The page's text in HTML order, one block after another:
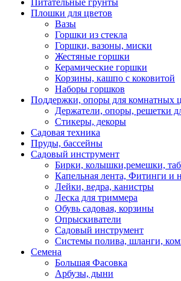
Питательные грунты
Плошки для цветов
Вазы
Горшки из стекла
Горшки, вазоны, миски
Жестяные горшки
Керамические горшки
Корзины, кашпо с коковитой
Наборы горшков
Поддержки, опоры для комнатных
Держатели, опоры, решетки
Стикеры, декоры
Садовая техника
Пруды, бассейны
Садовый инструмент
Бирки, колышки,ремешки,
Капельная лента, Фитинги и
Лейки, ведра, канистры
Леска для триммера
Обувь садовая, корзины
Опрыскиватели
Садовый инструмент
Системы полива, шланги,
Семена
Большая Фасовка
Арбузы, дыни